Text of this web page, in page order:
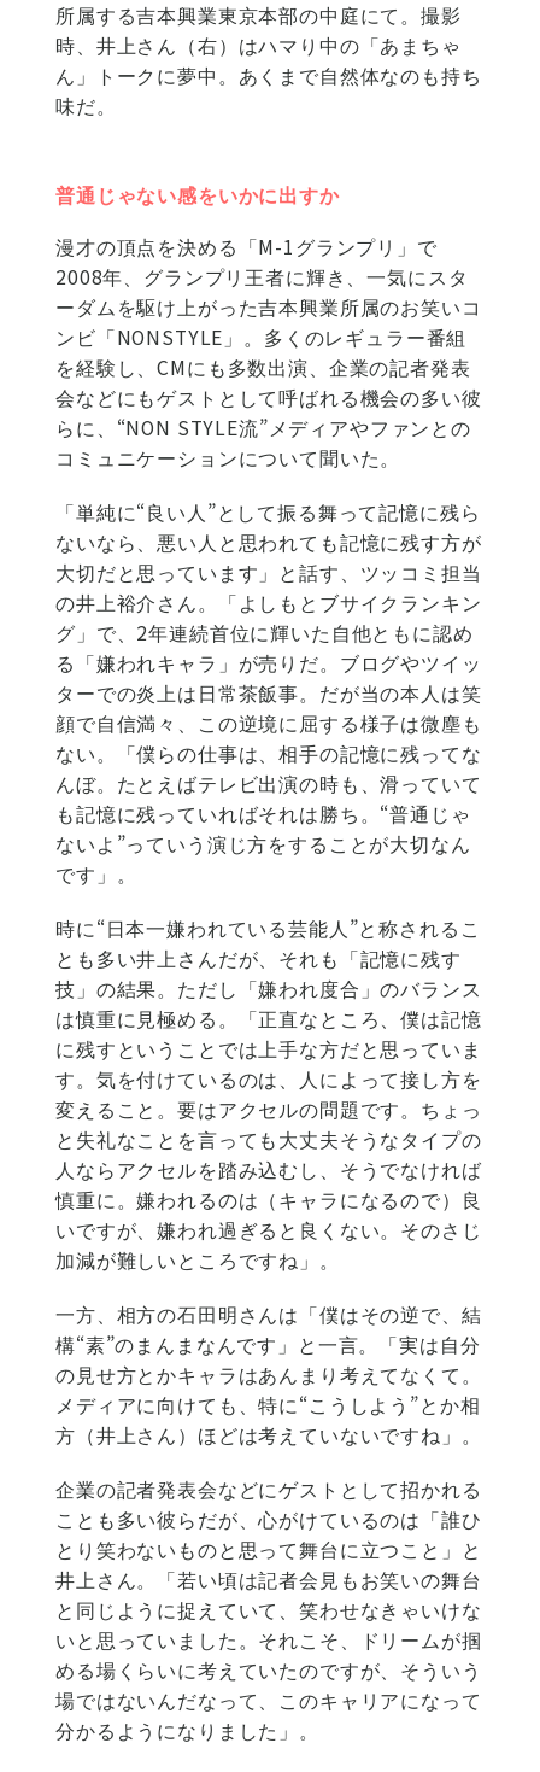
所属する吉本興業東京本部の中庭にて。撮影
時、井上さん（右）はハマり中の「あまちゃ
ん」トークに夢中。あくまで自然体なのも持ち
味だ。
普通じゃない感をいかに出すか
漫才の頂点を決める「M-1グランプリ」で
2008年、グランプリ王者に輝き、一気にスタ
ーダムを駆け上がった吉本興業所属のお笑いコ
ンビ「NONSTYLE」。多くのレギュラー番組
を経験し、CMにも多数出演、企業の記者発表
会などにもゲストとして呼ばれる機会の多い彼
らに、“NON STYLE流”メディアやファンとの
コミュニケーションについて聞いた。
「単純に“良い人”として振る舞って記憶に残ら
ないなら、悪い人と思われても記憶に残す方が
大切だと思っています」と話す、ツッコミ担当
の井上裕介さん。「よしもとブサイクランキン
グ」で、2年連続首位に輝いた自他ともに認め
る「嫌われキャラ」が売りだ。ブログやツイッ
ターでの炎上は日常茶飯事。だが当の本人は笑
顔で自信満々、この逆境に屈する様子は微塵も
ない。「僕らの仕事は、相手の記憶に残ってな
んぼ。たとえばテレビ出演の時も、滑っていて
も記憶に残っていればそれは勝ち。“普通じゃ
ないよ”っていう演じ方をすることが大切なん
です」。
時に“日本一嫌われている芸能人”と称されるこ
とも多い井上さんだが、それも「記憶に残す
技」の結果。ただし「嫌われ度合」のバランス
は慎重に見極める。「正直なところ、僕は記憶
に残すということでは上手な方だと思っていま
す。気を付けているのは、人によって接し方を
変えること。要はアクセルの問題です。ちょっ
と失礼なことを言っても大丈夫そうなタイプの
人ならアクセルを踏み込むし、そうでなければ
慎重に。嫌われるのは（キャラになるので）良
いですが、嫌われ過ぎると良くない。そのさじ
加減が難しいところですね」。
一方、相方の石田明さんは「僕はその逆で、結
構“素”のまんまなんです」と一言。「実は自分
の見せ方とかキャラはあんまり考えてなくて。
メディアに向けても、特に“こうしよう”とか相
方（井上さん）ほどは考えていないですね」。
企業の記者発表会などにゲストとして招かれる
ことも多い彼らだが、心がけているのは「誰ひ
とり笑わないものと思って舞台に立つこと」と
井上さん。「若い頃は記者会見もお笑いの舞台
と同じように捉えていて、笑わせなきゃいけな
いと思っていました。それこそ、ドリームが掴
める場くらいに考えていたのですが、そういう
場ではないんだなって、このキャリアになって
分かるようになりました」。